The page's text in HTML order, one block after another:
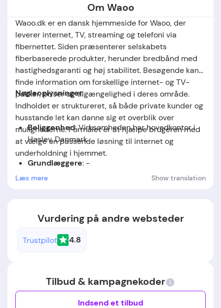
Om Waoo
Waoo.dk er en dansk hjemmeside for Waoo, der
leverer internet, TV, streaming og telefoni via
fibernettet. Siden præsenterer selskabets
fiberbaserede produkter, herunder bredbånd med
hastighedsgaranti og høj stabilitet. Besøgende kan
finde information om forskellige internet- og TV-
pakker, priser og tilgængelighed i deres område.
Indholdet er struktureret, så både private kunder og
husstande let kan danne sig et overblik over
mulighederne. Formålet er at hjælpe brugeren med
at vælge en passende løsning til internet og
underholdning i hjemmet.
Nøgleoplysninger:
Beliggenhed: Virksomheden har hovedkontor i
Haslev, Danmark.
Grundlæggere: -
Læs mere Show translation
Vurdering på andre websteder
Trustpilot 4.8
Tilbud & kampagnekoder
Indsend et tilbud